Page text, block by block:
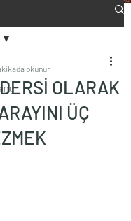
OLARAK
ÜÇ
okunur